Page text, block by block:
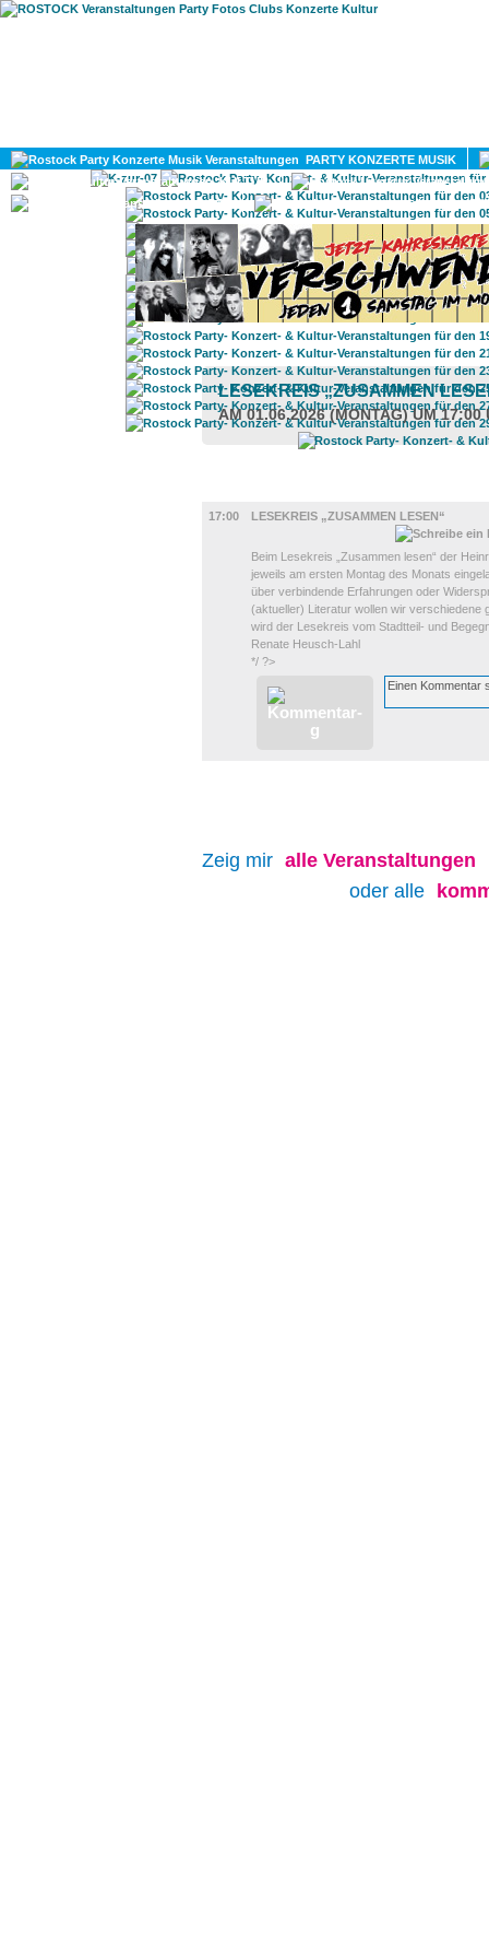
PARTY KONZERTE MUSIK
KULTUR
GAY
LESEKREIS „ZUSAMMEN
AM 01.06.2026 (MONTAG) UM 17:00
17:00
LESEKREIS „ZUSAMMEN LESEN“
Beim Lesekreis „Zusammen lesen“ der
jeweils am ersten Montag des Monats
über verbindende Erfahrungen oder
(aktueller) Literatur wollen wir
wird der Lesekreis vom Stadtteil- und
Renate Heusch-Lahl
*/ ?>
Zeig mir alle Veranstaltungen
oder alle